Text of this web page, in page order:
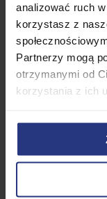
analizować ruch
korzystasz z
Partnerzy mogą
otrzymanymi od
korzystania z ich
199,99 PLN
Stepper do ćwiczeń
licznikiem kroków
Corciano Niebieski
Schody
Dodaj do